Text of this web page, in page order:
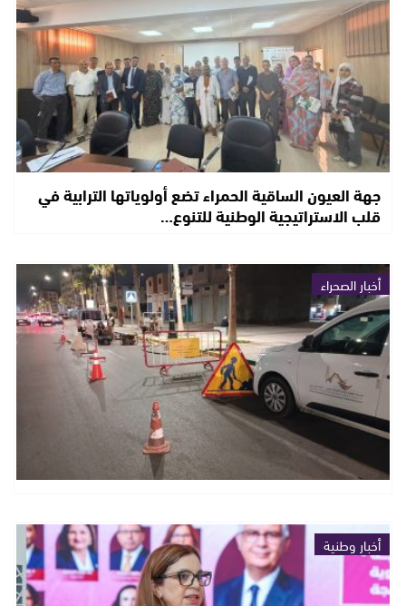
جهة العيون الساقية الحمراء تضع أولوياتها الترابية في
قلب الاستراتيجية الوطنية للتنوع…
أخبار الصحراء
أخبار وطنية